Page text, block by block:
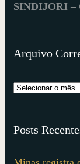
SINDIJORI –
Arquivo
Posts